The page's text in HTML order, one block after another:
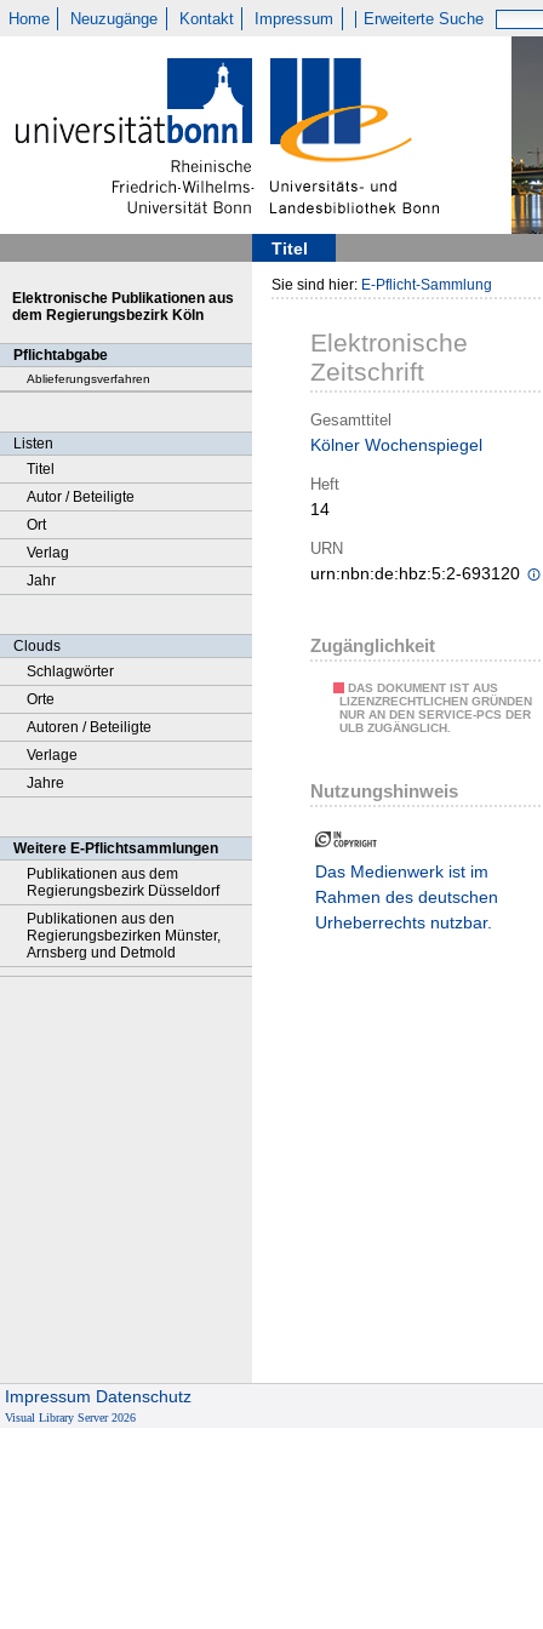
Home Neuzugänge Kontakt Impressum Erweiterte Suche
Titel
Elektronische Publikationen aus
dem Regierungsbezirk Köln
Pflichtabgabe
Ablieferungsverfahren
Listen
Titel
Autor / Beteiligte
Ort
Verlag
Jahr
Clouds
Schlagwörter
Orte
Autoren / Beteiligte
Verlage
Jahre
Weitere E-Pflichtsammlungen
Publikationen aus dem
Regierungsbezirk Düsseldorf
Publikationen aus den
Regierungsbezirken Münster,
Arnsberg und Detmold
Sie sind hier: E-Pflicht-Sammlung
Elektronische
Zeitschrift
Gesamttitel
Kölner Wochenspiegel
Heft
14
URN
urn:nbn:de:hbz:5:2-693120
Zugänglichkeit
DAS DOKUMENT IST AUS
LIZENZRECHTLICHEN GRÜNDEN
NUR AN DEN SERVICE-PCS DER
ULB ZUGÄNGLICH.
Nutzungshinweis
Das Medienwerk ist im
Rahmen des deutschen
Urheberrechts nutzbar.
Impressum Datenschutz
Visual Library Server 2026